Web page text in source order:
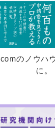
のノウハ
に。